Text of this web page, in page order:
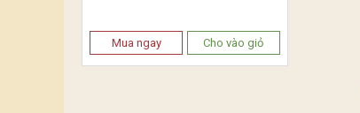
Mua ngay Cho vào giỏ